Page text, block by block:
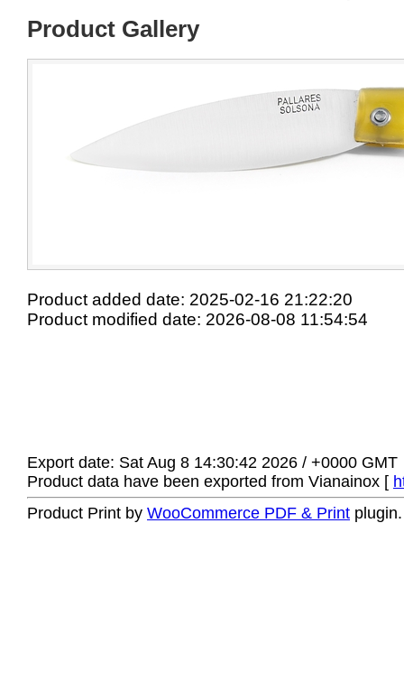
Product Gallery
Product added date: 2025-02-16 21:22:20
Product modified date: 2026-08-08 11:54:54
Export date: Sat Aug 8 14:30:42 2026 / +0000 GMT
Product data have been exported from Vianainox [
Product Print by WooCommerce PDF & Print plugin.